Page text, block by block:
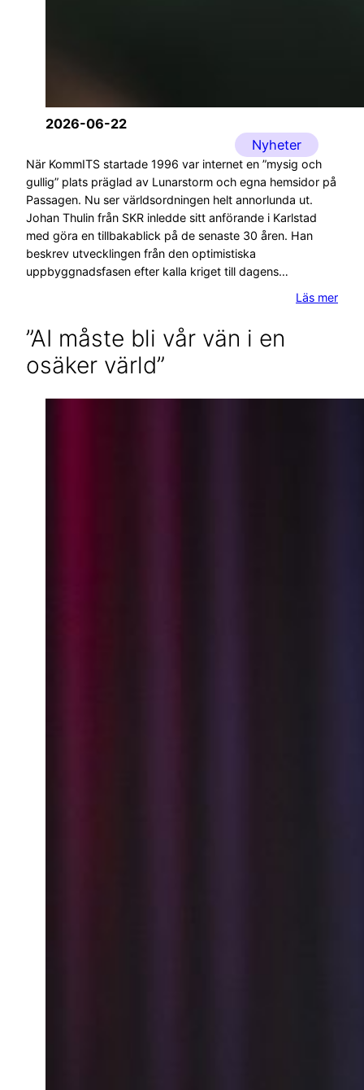
2026-06-22
Nyheter
När KommITS startade 1996 var internet en ”mysig och
gullig” plats präglad av Lunarstorm och egna hemsidor på
Passagen. Nu ser världsordningen helt annorlunda ut.
Johan Thulin från SKR inledde sitt anförande i Karlstad
med göra en tillbakablick på de senaste 30 åren. Han
beskrev utvecklingen från den optimistiska
uppbyggnadsfasen efter kalla kriget till dagens…
Läs mer
”AI måste bli vår vän i en
osäker värld”